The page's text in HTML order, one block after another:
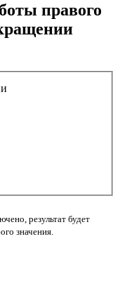
правого
результат будет
значения.